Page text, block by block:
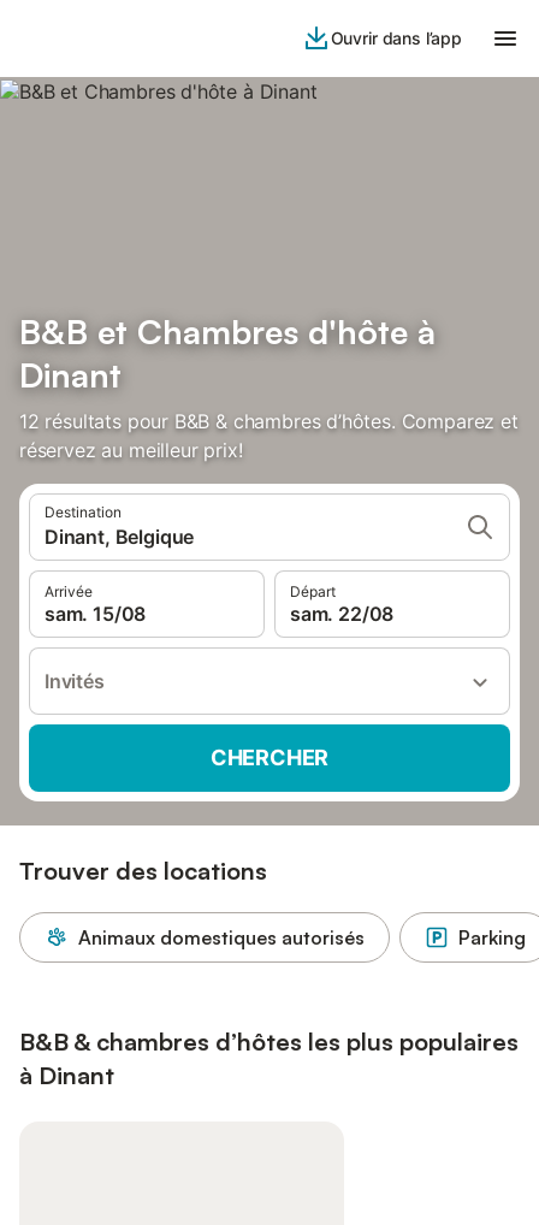
Ouvrir dans l’app
B&B et Chambres d'hôte à
Dinant
12 résultats pour B&B & chambres d’hôtes. Comparez et
réservez au meilleur prix!
Destination
Dinant, Belgique
Arrivée
sam. 15/08
Départ
sam. 22/08
Invités
CHERCHER
Trouver des locations
Animaux domestiques autorisés Parking
B&B & chambres d’hôtes les plus populaires
à Dinant